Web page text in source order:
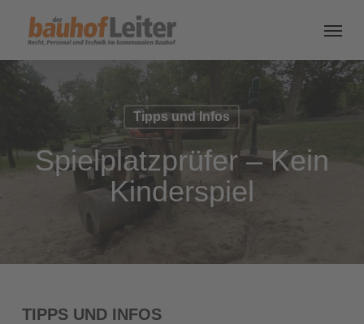
Tipps und Infos
Spielplatzprüfer – Kein
Kinderspiel
TIPPS UND INFOS